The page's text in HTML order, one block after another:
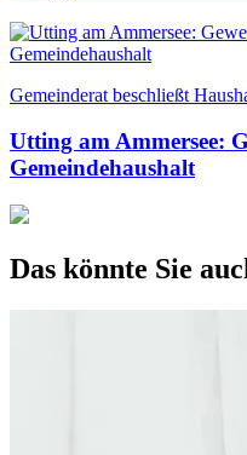
Gemeinderat beschließt
Utting am Ammersee:
Gemeindehaushalt
Das könnte Sie